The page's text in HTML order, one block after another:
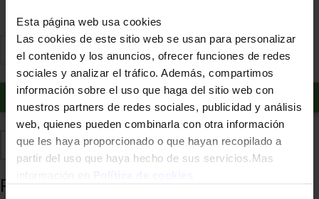
Esta página web usa cookies
Las cookies de este sitio web se usan para personalizar
el contenido y los anuncios, ofrecer funciones de redes
sociales y analizar el tráfico. Además, compartimos
información sobre el uso que haga del sitio web con
nuestros partners de redes sociales, publicidad y análisis
web, quienes pueden combinarla con otra información
que les haya proporcionado o que hayan recopilado a
partir del uso que haya hecho de sus servicios.Mas
Añadir al carrito
Añadir a favoritos Comparte
Productos relacionados